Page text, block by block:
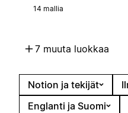
14 mallia
7 muuta luokkaa
Notion ja tekijät
Englanti ja Suomi